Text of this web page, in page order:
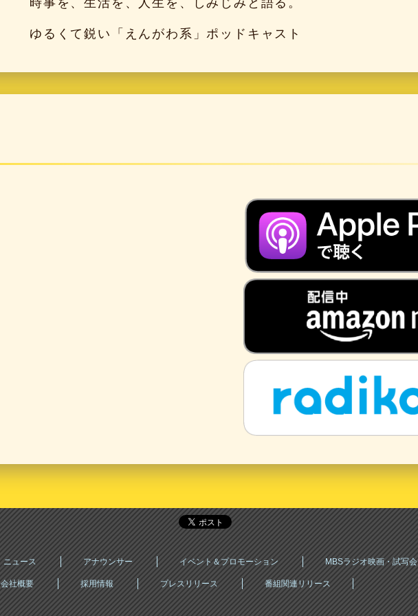
ゆるくて鋭い「えんがわ系」ポッドキャスト
ニュース アナウンサー イベント＆プロモーション MBSラジオ映画・試写会
会社概要 採用情報 プレスリリース 番組関連リリース